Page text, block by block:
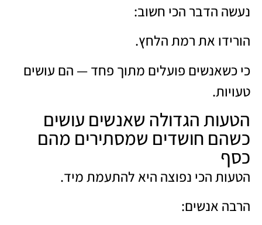
נעשה הדבר הכי חשוב:
הורידו את רמת הלחץ.
כי כשאנשים פועלים מתוך פחד — הם עושים
טעויות.
הטעות הגדולה שאנשים עושים
כשהם חושדים שמסתירים מהם
כסף
הטעות הכי נפוצה היא להתעמת מיד.
הרבה אנשים: